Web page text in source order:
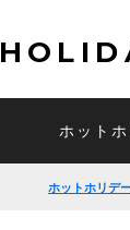
ホット
ホットホリデ